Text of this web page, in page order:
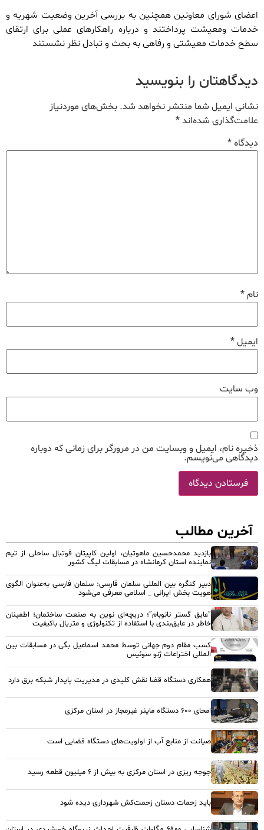
اعضای شورای معاونین همچنین به بررسی آخرین وضعیت شهریه و
خدمات ومعیشت پرداختند و درباره راهکارهای عملی برای ارتقای
سطح خدمات معیشتی و رفاهی به بحث و تبادل نظر نشستند
دیدگاهتان را بنویسید
نشانی ایمیل شما منتشر نخواهد شد. بخش‌های موردنیاز
علامت‌گذاری شده‌اند*
دیدگاه*
نام*
ایمیل*
وب‌ سایت
ذخیره نام، ایمیل و وبسایت من در مرورگر برای زمانی که دوباره
دیدگاهی می‌نویسم.
آخرین مطالب
بازدید محمدحسین ماهوتیان، اولین کاپیتان فوتبال ساحلی از تیم
نماینده استان کرمانشاه در مسابقات لیگ کشور
دبیر کنگره بین المللی سلمان فارسی: سلمان فارسی به‌عنوان الگوی
هویت بخش ایرانی _ اسلامی معرفی می‌شود
“عایق گستر نانوبام”؛ دریچه‌ای نوین به صنعت ساختمان؛ اطمینان
خاطر در عایق‌بندی با استفاده از تکنولوژی و متریال باکیفیت
کسب مقام دوم جهانی توسط محمد اسماعیل بگی در مسابقات بین
المللی اختراعات ژنو سوئیس
همکاری دستگاه قضا نقش کلیدی در مدیریت پایدار شبکه برق دارد
امحای ۶۰۰ دستگاه ماینر غیرمجاز در استان مرکزی
صیانت از منابع آب از اولویت‌های دستگاه قضایی است
جوجه ریزی در استان مرکزی به بیش از ۶ میلیون قطعه رسید
باید زحمات دستان زحمت‌کش شهرداری دیده شود